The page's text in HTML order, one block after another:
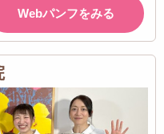
Webパンフをみる